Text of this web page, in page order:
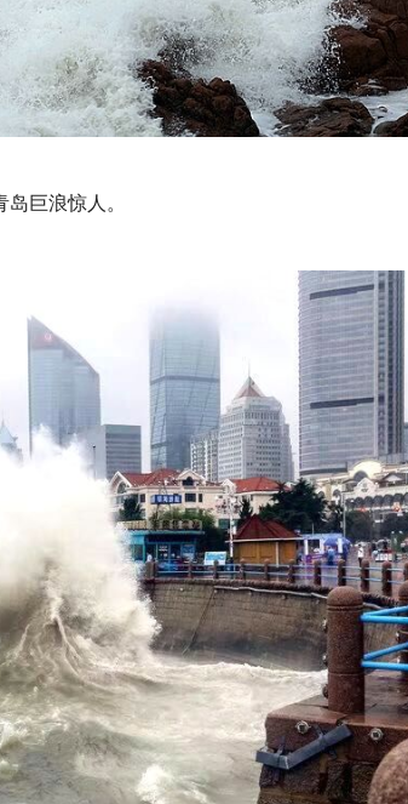
岛巨浪惊人。